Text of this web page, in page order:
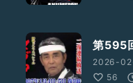
第595
2026-
56